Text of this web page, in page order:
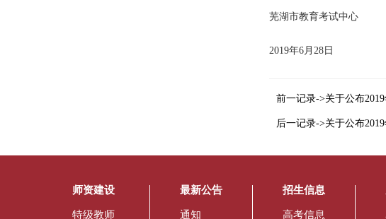
芜湖市教育考试中心
2019年6月28日
前一记录->关于公布
后一记录->关于公布
师资建设
特级教师
最新公告
通知
招生信息
高考信息